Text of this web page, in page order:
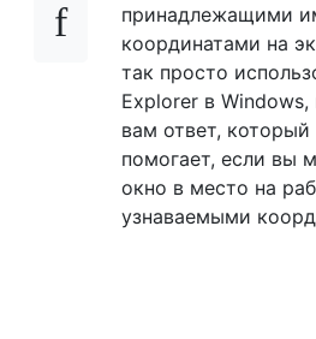
принадлежащими
координатами на
так просто
Explorer в
вам ответ,
помогает, если вы
окно в место на
узнаваемыми